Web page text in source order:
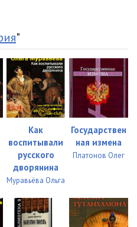
26:15
27:55
27:23
26:08
26:49
29:28
"
Как
воспитывали
русского
дворянина
Муравьёва Ольга
Государствен
ная измена
Платонов Олег